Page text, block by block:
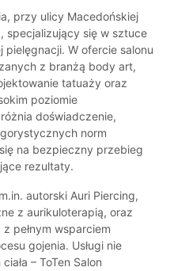
przy ulicy Macedońskiej
, specjalizujący się w sztuce
W ofercie salonu
z branżą body art,
tatuaży oraz
poziomie
doświadczenie,
norm
na bezpieczny przebieg
rezultaty.
autorski Auri Piercing,
z aurikuloterapią, oraz
pełnym wsparciem
gojenia. Usługi nie
– ToTen Salon